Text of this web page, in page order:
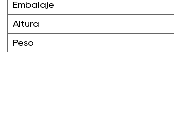
Embalaje
Altura
Peso